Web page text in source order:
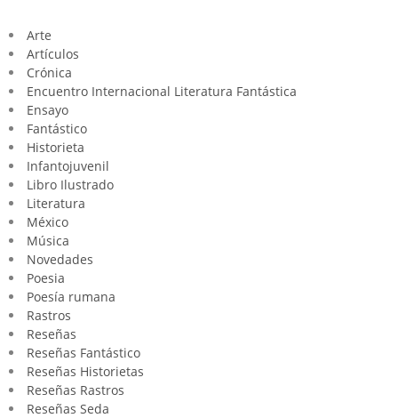
Arte
Artículos
Crónica
Encuentro Internacional Literatura Fantástica
Ensayo
Fantástico
Historieta
Infantojuvenil
Libro Ilustrado
Literatura
México
Música
Novedades
Poesia
Poesía rumana
Rastros
Reseñas
Reseñas Fantástico
Reseñas Historietas
Reseñas Rastros
Reseñas Seda